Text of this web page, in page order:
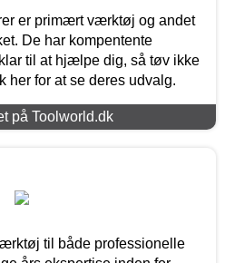
er primært værktøj og andet
De har kompentente
til at hjælpe dig, så tøv ikke
her for at se deres udvalg.
på Toolworld.dk
til både professionelle